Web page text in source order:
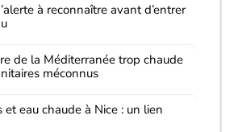
à reconnaître avant d’entrer
de la Méditerranée trop chaude
méconnus
et eau chaude à Nice : un lien